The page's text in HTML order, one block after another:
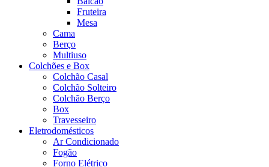
Fruteira
Mesa
Cama
Berço
Multiuso
Colchões e Box
Colchão Casal
Colchão Solteiro
Colchão Berço
Box
Travesseiro
Eletrodomésticos
Ar Condicionado
Fogão
Forno Elétrico